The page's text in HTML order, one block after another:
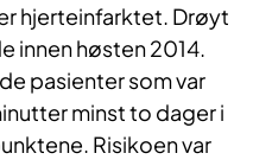
hjerteinfarktet. Drøyt
innen høsten 2014.
pasienter som var
minst to dager i
Risikoen var